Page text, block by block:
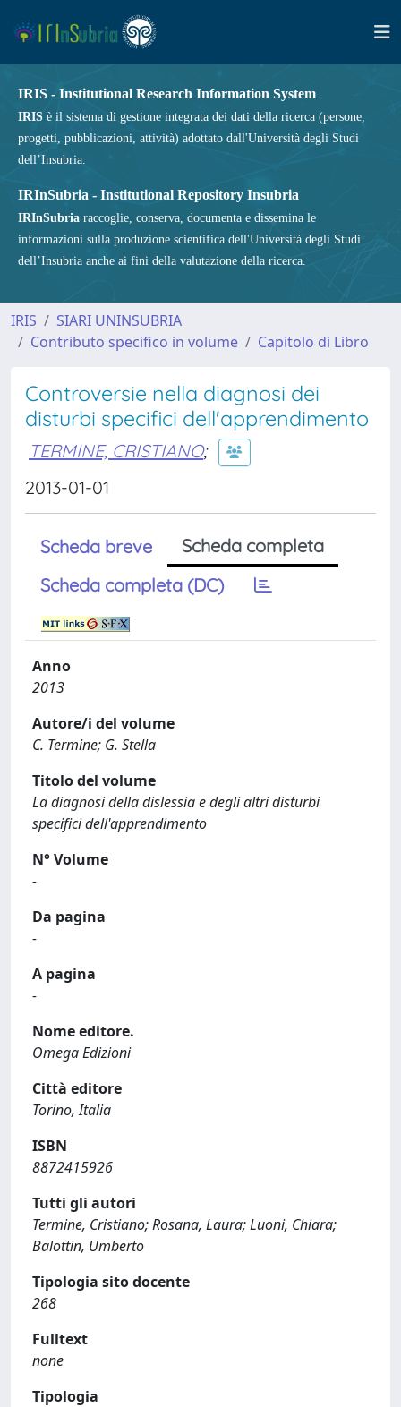
IRIS - Institutional Research Information System
IRIS è il sistema di gestione integrata dei dati della ricerca (persone,
progetti, pubblicazioni, attività) adottato dall'Università degli Studi
dell’Insubria.
IRInSubria - Institutional Repository Insubria
IRInSubria raccoglie, conserva, documenta e dissemina le
informazioni sulla produzione scientifica dell'Università degli Studi
dell’Insubria anche ai fini della valutazione della ricerca.
IRIS
SIARI UNINSUBRIA
Contributo specifico in volume
Capitolo di Libro
Controversie nella diagnosi dei
disturbi specifici dell'apprendimento
TERMINE, CRISTIANO;
2013-01-01
Scheda breve
Scheda completa
Scheda completa (DC)
Anno
2013
Autore/i del volume
C. Termine; G. Stella
Titolo del volume
La diagnosi della dislessia e degli altri disturbi
specifici dell'apprendimento
N° Volume
-
Da pagina
-
A pagina
-
Nome editore.
Omega Edizioni
Città editore
Torino, Italia
ISBN
8872415926
Tutti gli autori
Termine, Cristiano; Rosana, Laura; Luoni, Chiara;
Balottin, Umberto
Tipologia sito docente
268
Fulltext
none
Tipologia